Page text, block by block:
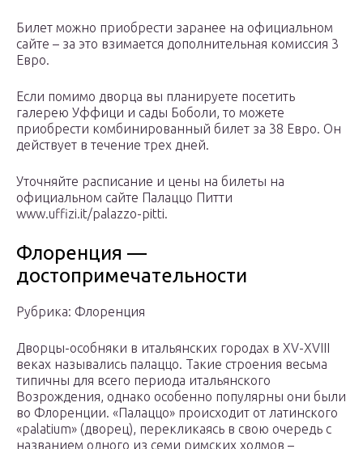
Билет можно приобрести заранее на официальном
сайте – за это взимается дополнительная комиссия 3
Евро.
Если помимо дворца вы планируете посетить
галерею Уффици и сады Боболи, то можете
приобрести комбинированный билет за 38 Евро. Он
действует в течение трех дней.
Уточняйте расписание и цены на билеты на
официальном сайте Палаццо Питти
www.uffizi.it/palazzo-pitti.
Флоренция —
достопримечательности
Рубрика: Флоренция
Дворцы-особняки в итальянских городах в XV-XVIII
веках назывались палаццо. Такие строения весьма
типичны для всего периода итальянского
Возрождения, однако особенно популярны они были
во Флоренции. «Палаццо» происходит от латинского
«palatium» (дворец), перекликаясь в свою очередь с
названием одного из семи римских холмов –